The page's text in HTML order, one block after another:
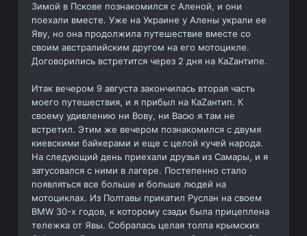
Зимой в Пскове познакомился с Аленой, и они
поехали вместе. Уже на Украине у Алены украли ее
Яву, но она продолжила путешествие вместе со
своим австралийским другом на его мотоцикле.
Договорились встретится через 2 дня на КаZантипе.
Итак вечером 9 августа закончилась вторая часть
моего путешествия, и я прибыл на КаZантип. К
своему удивлению ни Вову, ни Васю я там не
встретил. Этим же вечером познакомился с двумя
киевскими байкерами и еще с целой кучей народа.
На следующий день приехали друзья из Самары, и я
затусовался с ними в лагере. Постепенно стало
появляться все больше и больше людей на
мотоциклах. Из Полтавы прикатил Руслан на своем
BMW 30-х годов, к которому сзади была прицеплена
тележка от Явы. Собралась целая толпа крымских